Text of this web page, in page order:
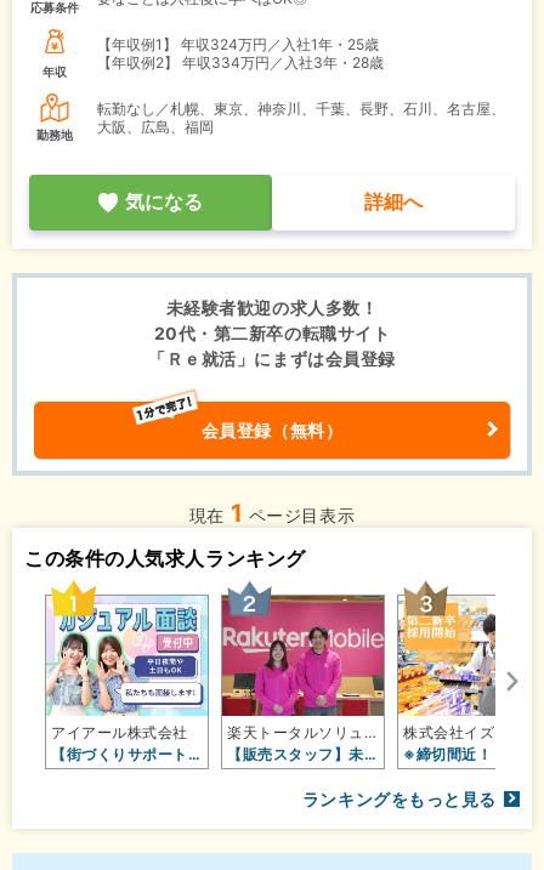
応募条件
年収
【年収例1】
年収324万円／入社1年・25歳
【年収例2】
年収334万円／入社3年・28歳
勤務地
転勤なし／札幌、東京、神奈川、千葉、長野、石川、名古屋、
大阪、広島、福岡
気になる 詳細へ
未経験者歓迎の求人多数！
20代・第二新卒の転職サイト
「Ｒｅ就活」にまずは会員登録
会員登録（無料）
現在 1 ページ目表示
この条件の人気求人ランキング
アイアール株式会社
【街づくりサポート】プライベート重…
楽天トータルソリューションズ株式会…
【販売スタッフ】未経験歓迎◎楽天グ…
株式会社イズミ
ランキングをもっと見る